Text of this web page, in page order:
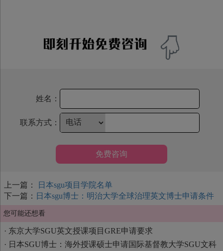
姓名：
联系方式：
免费咨询
上一篇：
日本sgu项目学院名单
下一篇： 日本sgu博士：明治大学全球治理英文博士申请条件
您可能还想看
· 东京大学SGU英文授课项目GRE申请要求
· 日本SGU博士：海外授课硕士申请国际基督教大学SGU文科